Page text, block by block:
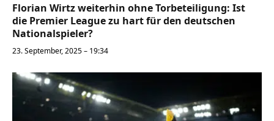
Florian Wirtz weiterhin ohne Torbeteiligung: Ist
die Premier League zu hart für den deutschen
Nationalspieler?
23. September, 2025 – 19:34